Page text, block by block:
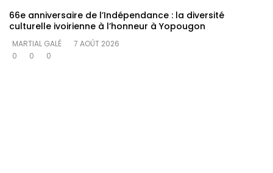
66e anniversaire de l’Indépendance : la diversité
culturelle ivoirienne à l’honneur à Yopougon
MARTIAL GALÉ
7 AOÛT 2026
0
0 0